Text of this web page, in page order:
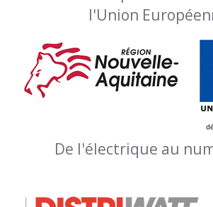
l'Union
De l'électrique au